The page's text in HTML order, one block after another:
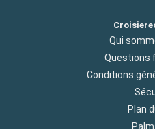
Qui
Questions
Conditions
Plan